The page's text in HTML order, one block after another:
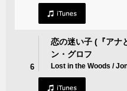
6
恋の迷い子 (『アナ
ン・グロフ
Lost in the Woods /